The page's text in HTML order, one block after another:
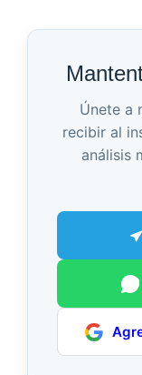
Únete a
recibir al
análisis